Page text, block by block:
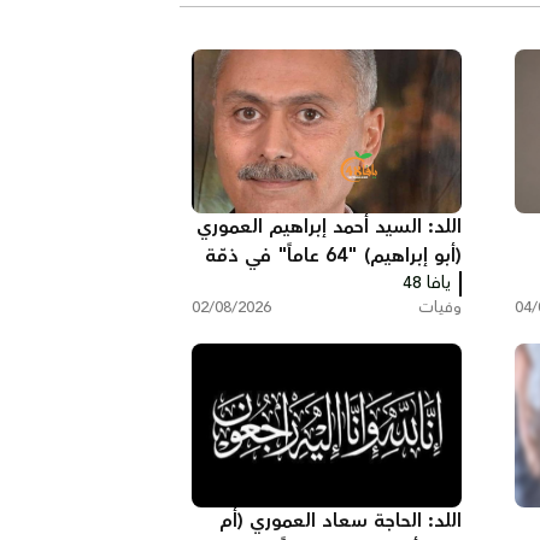
اللد: السيد أحمد إبراهيم العموري
(أبو إبراهيم) "64 عاماً" في ذمّة
الله
يافا 48
وفيات 02/08/2026
اللد: الحاجة سعاد العموري (أم